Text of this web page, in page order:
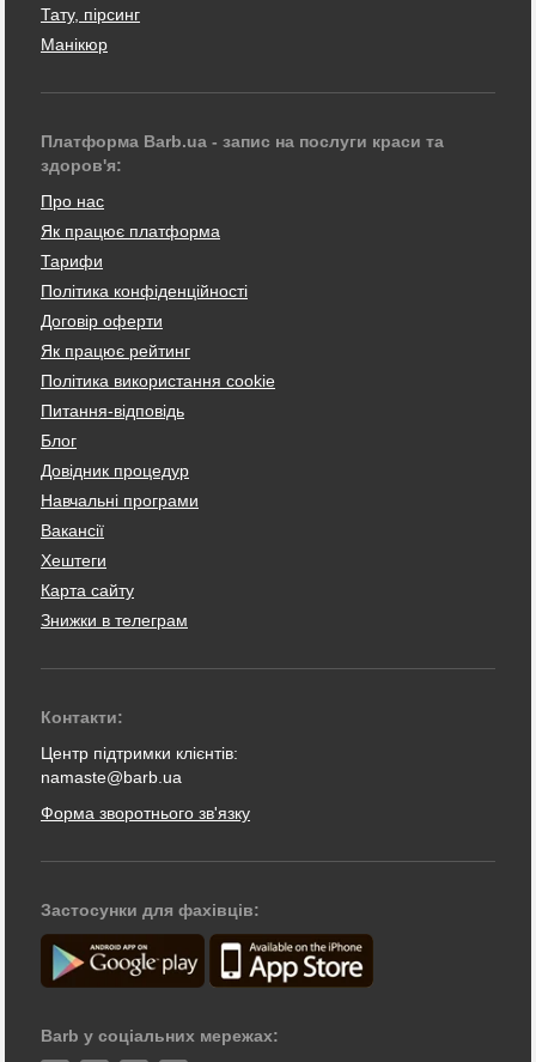
Тату, пірсинг
Манікюр
Платформа Barb.ua - запис на послуги краси та
здоров'я:
Про нас
Як працює платформа
Тарифи
Політика конфіденційності
Договір оферти
Як працює рейтинг
Політика використання cookie
Питання-відповідь
Блог
Довідник процедур
Навчальні програми
Вакансії
Хештеги
Карта сайту
Знижки в телеграм
Контакти:
Центр підтримки клієнтів:
namaste@barb.ua
Форма зворотнього зв'язку
Застосунки для фахівців:
Barb у соціальних мережах: